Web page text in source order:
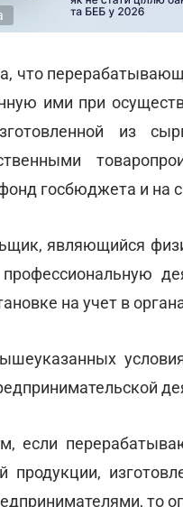
что
ими при
из
госбюджета и на
являющийся
на учет в
если
продукции,
то